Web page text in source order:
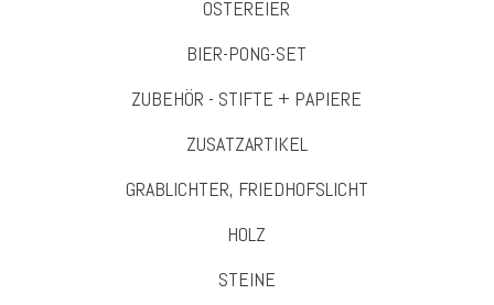
OSTEREIER
BIER-PONG-SET
ZUBEHÖR - STIFTE + PAPIERE
ZUSATZARTIKEL
GRABLICHTER, FRIEDHOFSLICHT
HOLZ
STEINE